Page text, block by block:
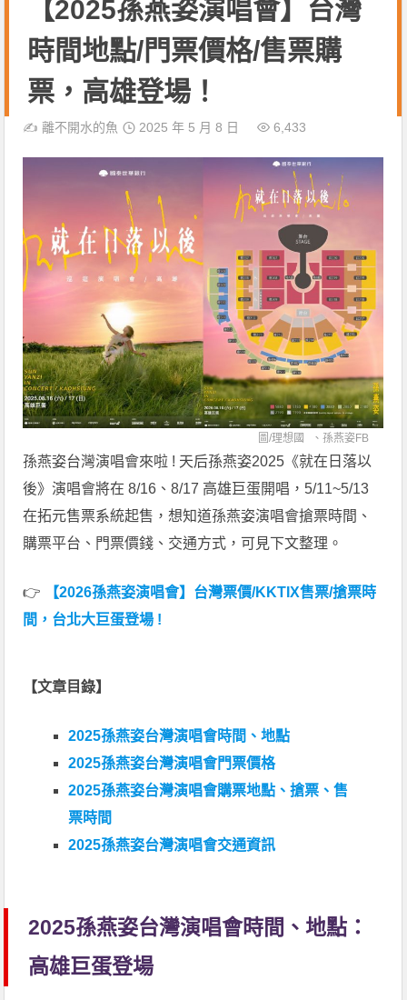
【2025孫燕姿演唱會】台灣
時間地點/門票價格/售票購
票，高雄登場！
✍️離不開水的魚 2025 年 5 月 8 日 6,433
圖/理想國 、孫燕姿FB
孫燕姿台灣演唱會來啦 ! 天后孫燕姿2025《就在日落以
後》演唱會將在 8/16、8/17 高雄巨蛋開唱，5/11~5/13
在拓元售票系統起售，想知道孫燕姿演唱會搶票時間、
購票平台、門票價錢、交通方式，可見下文整理。
👉
【2026孫燕姿演唱會】台灣票價/KKTIX售票/搶票時
間，台北大巨蛋登場 !
【文章目錄】
2025孫燕姿台灣演唱會時間、地點
2025孫燕姿台灣演唱會門票價格
2025孫燕姿台灣演唱會購票地點、搶票、售
票時間
2025孫燕姿台灣演唱會交通資訊
2025孫燕姿台灣演唱會時間、地點：
高雄巨蛋登場